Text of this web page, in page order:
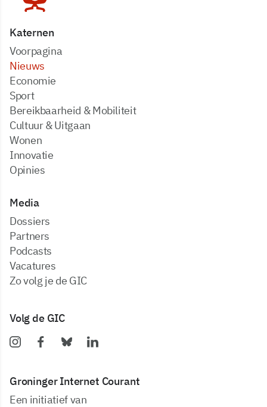
Katernen
Voorpagina
Nieuws
Economie
Sport
Bereikbaarheid & Mobiliteit
Cultuur & Uitgaan
Wonen
Innovatie
Opinies
Media
dossiers
partners
podcasts
vacatures
zo volg je de GIC
Volg de GIC
Groninger Internet Courant
Een initiatief van